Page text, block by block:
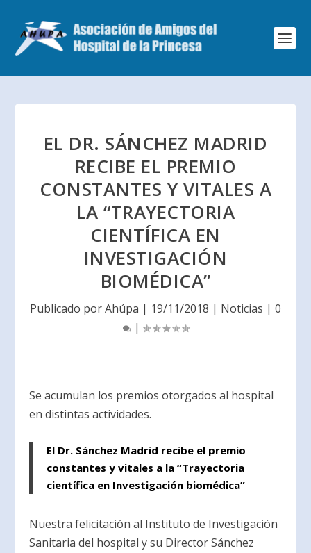
EL DR. SÁNCHEZ MADRID
RECIBE EL PREMIO
CONSTANTES Y VITALES A
LA “TRAYECTORIA
CIENTÍFICA EN
INVESTIGACIÓN
BIOMÉDICA”
Publicado porAhúpa | 19/11/2018 | Noticias | 0
|
Se acumulan los premios otorgados al hospital
en distintas actividades.
El Dr. Sánchez Madrid recibe el premio
constantes y vitales a la “Trayectoria
científica en Investigación biomédica”
Nuestra felicitación al Instituto de Investigación
Sanitaria del hospital y su Director Sánchez